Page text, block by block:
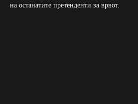
на останатите претенденти за врвот.